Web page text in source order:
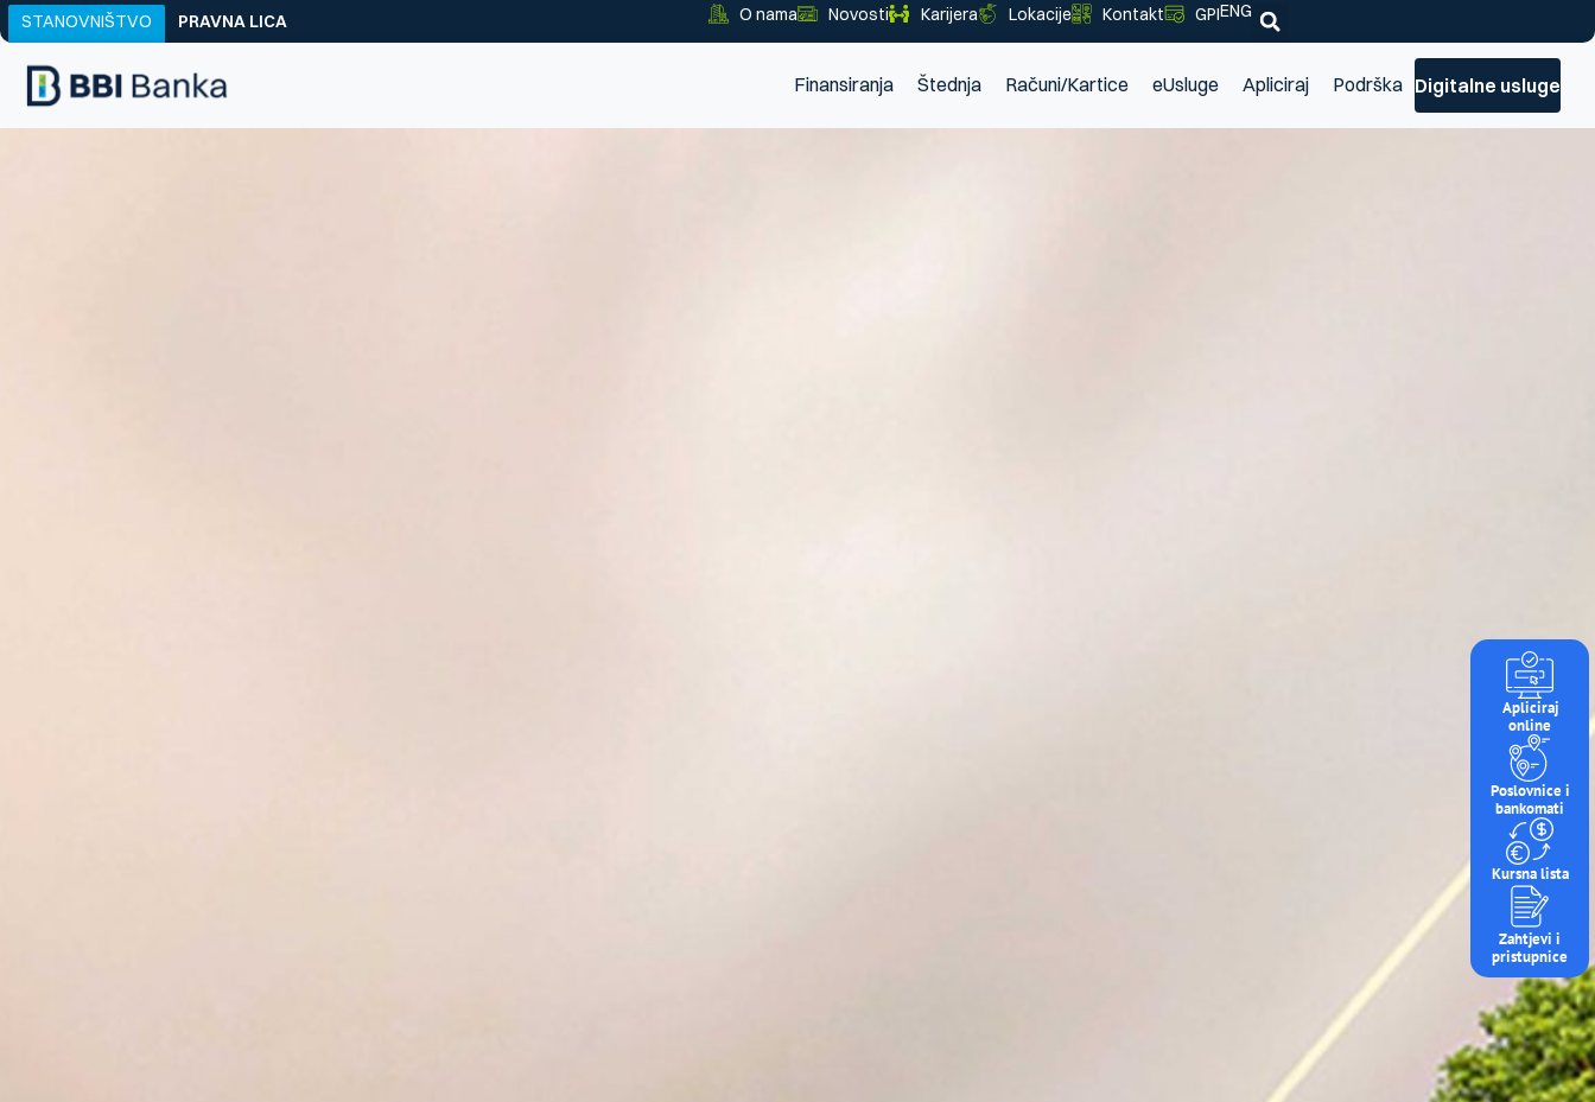
STANOVNIŠTVO PRAVNA LICA O nama Novosti Karijera Lokacije Kontakt GPIENG
Finansiranja Štednja Računi/Kartice eUsluge Apliciraj Podrška Digitalne usluge
Apliciraj
online
Poslovnice i
bankomati
Kursna lista
Zahtjevi i
pristupnice